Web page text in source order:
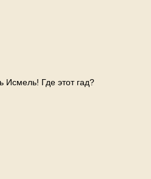
Исмель! Где этот гад?